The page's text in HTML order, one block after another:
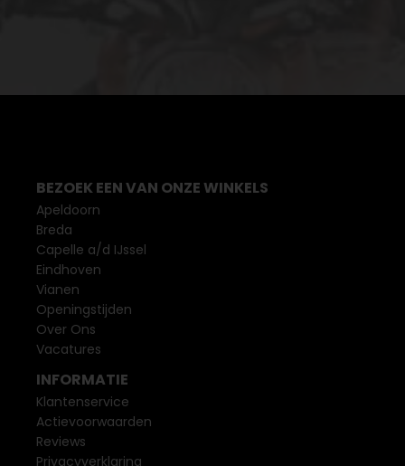
BEZOEK EEN VAN ONZE WINKELS
Apeldoorn
Breda
Capelle a/d IJssel
Eindhoven
Vianen
Openingstijden
Over Ons
Vacatures
INFORMATIE
Klantenservice
Actievoorwaarden
Reviews
Privacyverklaring